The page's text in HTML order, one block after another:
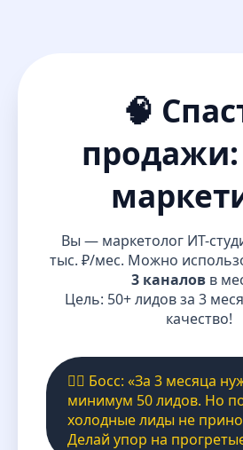
🧠
продажи:
Вы — маркетолог ИТ-
тыс. ₽/мес. Можно
3 каналовв
Цель: 50+ лидов за 3
качество!
🧔‍♂️ Босс: «За 3 месяца
минимум 50 лидов. Но
холодные лиды не
Делай упор на